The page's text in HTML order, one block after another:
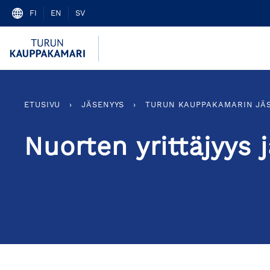
Skip
FI EN SV
ETUSIVU › JÄSENYYS › TURUN KAUPPAKAMARIN
Nuorten yrittäjyys